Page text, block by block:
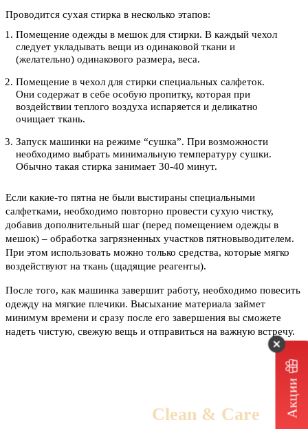
Акции
Проводится сухая стирка в несколько этапов:
Помещение одежды в мешок для стирки. В каждый чехол
следует укладывать вещи из одинаковой ткани и
(желательно) одинакового размера, веса.
Помещение в чехол для стирки специальных салфеток.
Они содержат в себе особую пропитку, которая при
воздействии теплого воздуха испаряется и деликатно
очищает ткань.
Запуск машинки на режиме “сушка”. При возможности
необходимо выбрать минимальную температуру сушки.
Обычно такая стирка занимает 30-40 минут.
Если какие-то пятна не были выстираны специальными
салфетками, необходимо повторно провести сухую чистку,
добавив дополнительный шаг (перед помещением одежды в
мешок) – обработка загрязненных участков пятновыводителем.
При этом использовать можно только средства, которые мягко
воздействуют на ткань (щадящие реагенты).
После того, как машинка завершит работу, необходимо повесить
одежду на мягкие плечики. Высыхание материала займет
минимум времени и сразу после его завершения вы сможете
надеть чистую, свежую вещь и отправиться на важную встречу.
Clean & Care